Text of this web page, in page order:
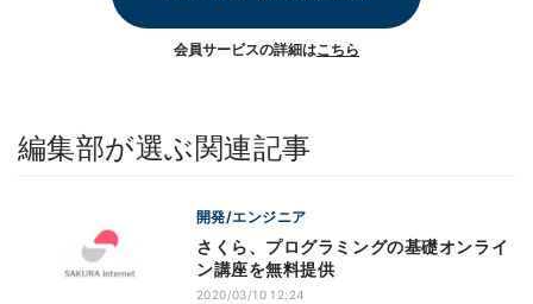
会員サービスの詳細はこちら
編集部が選ぶ関連記事
開発/エンジニア
さくら、プログラミングの基礎オンライ
ン講座を無料提供
2020/03/10 12:24